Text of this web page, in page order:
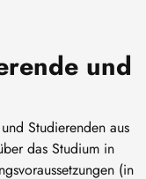
und
Studierenden aus
das Studium in
(in